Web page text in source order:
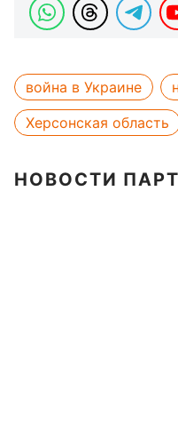
война в Украине
Херсонская область
НОВОСТИ